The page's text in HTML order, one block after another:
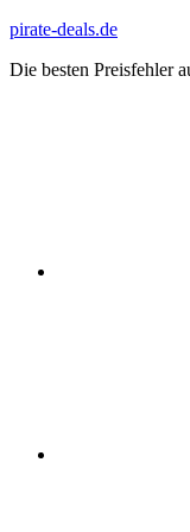
Zum
springen
pirate-deals.de
Die besten Preisfehler